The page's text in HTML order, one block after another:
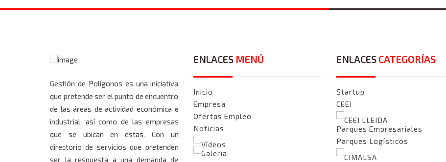
Gestión de Polígonos es una iniciativa
que pretende ser el punto de encuentro
de las áreas de actividad económica e
industrial, así como de las empresas
que se ubican en estas. Con un
directorio de servicios que pretenden
ser la respuesta a una demanda de
ENLACESMENÚ
Inicio
Empresa
Ofertas Empleo
Noticias
Vídeos
Galeria
ENLACES CATEGORÍAS
Startup
CEEI
CEEI LLEIDA
Parques Empresariales
Parques Logísticos
CIMALSA